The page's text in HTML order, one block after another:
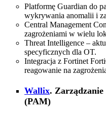
Platformę Guardian do
wykrywania anomalii i
Central Management
zagrożeniami w wielu
Threat Intelligence –
specyficznych dla OT.
Integracja z Fortinet
reagowanie na
Wallix.
(PAM)